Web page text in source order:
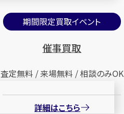
期間限定買取イベント
催事買取
査定無料 / 来場無料 / 相談のみOK
詳細はこちら